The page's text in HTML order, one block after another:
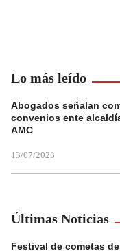
Lo más leído
Abogados señalan
convenios ente
AMC
13/07/2023
Últimas Noticias
Festival de cometas